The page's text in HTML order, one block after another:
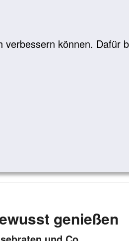
können. Dafür
genießen